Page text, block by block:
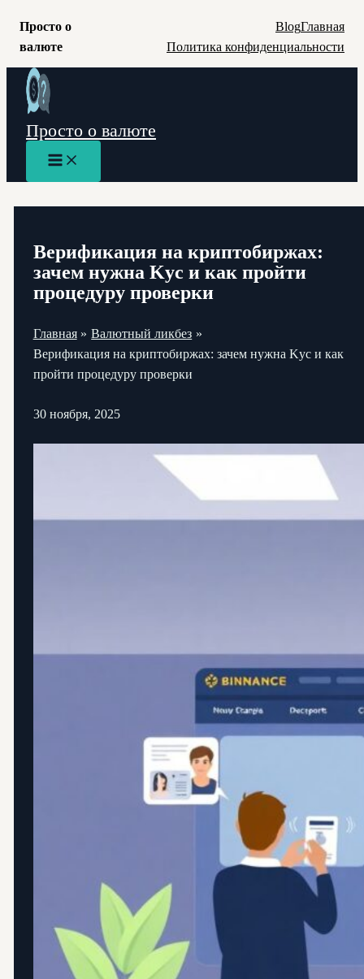
Просто о
валюте
BlogГлавная
Политика конфиденциальности
Перейти
содержимому
Просто о валюте
Main
Menu
Верификация на криптобиржах:
зачем нужна Kyc и как пройти
процедуру проверки
Главная
Валютный ликбез
Верификация на криптобиржах: зачем нужна Kyc и как
пройти процедуру проверки
30 ноября, 2025